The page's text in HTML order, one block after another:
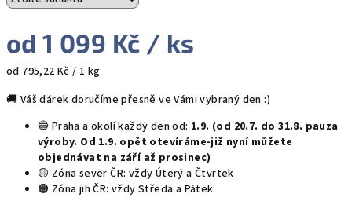
od1 099 Kč / ks
Měrná
od 795,22 Kč / 1 kg
🚚 Váš dárek doručíme přesně ve Vámi vybraný den :)
🔵 Praha a okolí každý den od: 1.9. (od 20.7. do 31.8. pauza
výroby. Od 1.9. opět otevíráme-již nyní můžete
objednávat na září až prosinec)
🟡 Zóna sever ČR: vždy Úterý a Čtvrtek
🟠 Zóna jih ČR: vždy Středa a Pátek